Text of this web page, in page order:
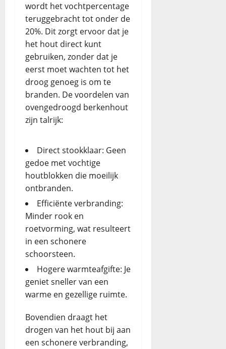
wordt het vochtpercentage
teruggebracht tot onder de
20%. Dit zorgt ervoor dat je
het hout direct kunt
gebruiken, zonder dat je
eerst moet wachten tot het
droog genoeg is om te
branden. De voordelen van
ovengedroogd berkenhout
zijn talrijk:
Direct stookklaar: Geen
gedoe met vochtige
houtblokken die moeilijk
ontbranden.
Efficiënte verbranding:
Minder rook en
roetvorming, wat resulteert
in een schonere
schoorsteen.
Hogere warmteafgifte: Je
geniet sneller van een
warme en gezellige ruimte.
Bovendien draagt het
drogen van het hout bij aan
een schonere verbranding,